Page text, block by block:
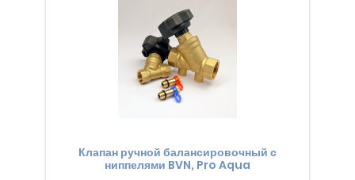
Клапан ручной балансировочный с
ниппелями BVN, Pro Aqua